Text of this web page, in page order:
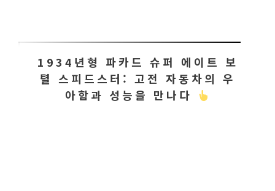
1934년형 파카드 슈퍼 에이트 보
텰 스피드스터: 고전 자동차의 우
아함과 성능을 만나다